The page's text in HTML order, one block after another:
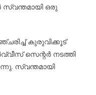
ഒരു
കുരുവിക്കൂട്
സെന്റർ നടത്തി
സ്വന്തമായി